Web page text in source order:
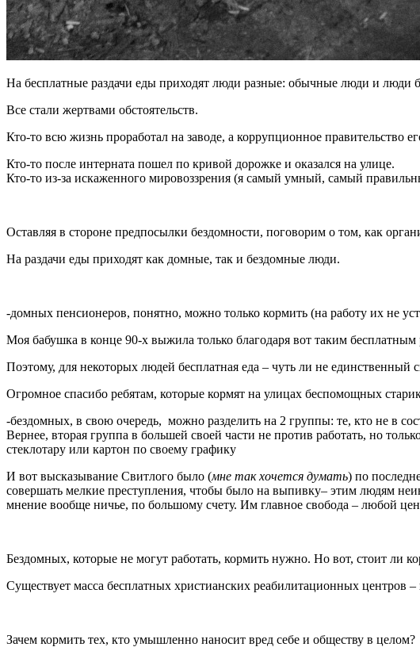
На бесплатные раздачи еды приходят люди разные: обычные люди и люди
Все стали жертвами обстоятельств.
Кто-то всю жизнь проработал на заводе, а коррупционное правительство
Кто-то после интерната пошел по кривой дорожке и оказался на улице.
Кто-то из-за искаженного мировоззрения (я самый умный, самый
Оставляя в стороне предпосылки бездомности, поговорим о том, как
На раздачи еды приходят как домные, так и бездомные люди.
-домных пенсионеров, понятно, можно только кормить (на работу их не
Моя бабушка в конце 90-х выжила только благодаря вот таким
Поэтому, для некоторых людей бесплатная еда – чуть ли не единственный
Огромное спасибо ребятам, которые кормят на улицах беспомощных
-бездомных, в свою очередь, можно разделить на 2 группы: те, кто не в
Вернее, вторая группа в большей своей части не против работать, но
стеклотару или картон по своему графику
И вот высказывание Свитлого было (мне так хочется думать) по
совершать мелкие преступления, чтобы было на выпивку– этим людям
мнение вообще ничье, по большому счету. Им главное свобода – любой
Бездомных, которые не могут работать, кормить нужно. Но вот, стоит ли
Существует масса бесплатных христианских реабилитационных центров –
Зачем кормить тех, кто умышленно наносит вред себе и обществу в целом?